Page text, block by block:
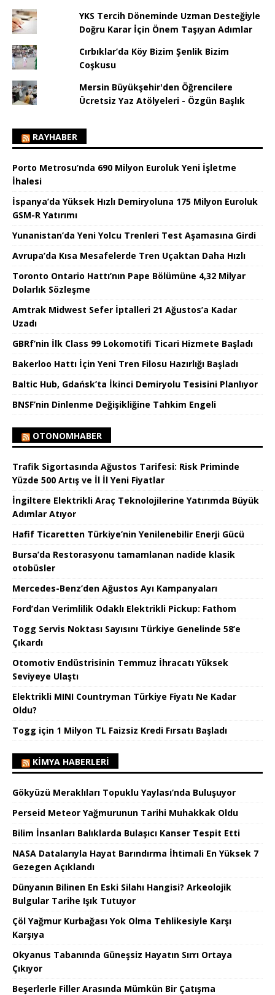
YKS Tercih Döneminde Uzman Desteğiyle
Doğru Karar İçin Önem Taşıyan Adımlar
Cırbıklar’da Köy Bizim Şenlik Bizim
Coşkusu
Mersin Büyükşehir'den Öğrencilere
Ücretsiz Yaz Atölyeleri - Özgün Başlık
RAYHABER
Porto Metrosu’nda 690 Milyon Euroluk Yeni İşletme
İhalesi
İspanya’da Yüksek Hızlı Demiryoluna 175 Milyon Euroluk
GSM-R Yatırımı
Yunanistan’da Yeni Yolcu Trenleri Test Aşamasına Girdi
Avrupa’da Kısa Mesafelerde Tren Uçaktan Daha Hızlı
Toronto Ontario Hattı’nın Pape Bölümüne 4,32 Milyar
Dolarlık Sözleşme
Amtrak Midwest Sefer İptalleri 21 Ağustos’a Kadar
Uzadı
GBRf’nin İlk Class 99 Lokomotifi Ticari Hizmete Başladı
Bakerloo Hattı İçin Yeni Tren Filosu Hazırlığı Başladı
Baltic Hub, Gdańsk’ta İkinci Demiryolu Tesisini Planlıyor
BNSF’nin Dinlenme Değişikliğine Tahkim Engeli
OTONOMHABER
Trafik Sigortasında Ağustos Tarifesi: Risk Priminde
Yüzde 500 Artış ve İl İl Yeni Fiyatlar
İngiltere Elektrikli Araç Teknolojilerine Yatırımda Büyük
Adımlar Atıyor
Hafif Ticaretten Türkiye’nin Yenilenebilir Enerji Gücü
Bursa’da Restorasyonu tamamlanan nadide klasik
otobüsler
Mercedes-Benz’den Ağustos Ayı Kampanyaları
Ford’dan Verimlilik Odaklı Elektrikli Pickup: Fathom
Togg Servis Noktası Sayısını Türkiye Genelinde 58’e
Çıkardı
Otomotiv Endüstrisinin Temmuz İhracatı Yüksek
Seviyeye Ulaştı
Elektrikli MINI Countryman Türkiye Fiyatı Ne Kadar
Oldu?
Togg için 1 Milyon TL Faizsiz Kredi Fırsatı Başladı
KIMYA HABERLERI
Gökyüzü Meraklıları Topuklu Yaylası’nda Buluşuyor
Perseid Meteor Yağmurunun Tarihi Muhakkak Oldu
Bilim İnsanları Balıklarda Bulaşıcı Kanser Tespit Etti
NASA Datalarıyla Hayat Barındırma İhtimali En Yüksek 7
Gezegen Açıklandı
Dünyanın Bilinen En Eski Silahı Hangisi? Arkeolojik
Bulgular Tarihe Işık Tutuyor
Çöl Yağmur Kurbağası Yok Olma Tehlikesiyle Karşı
Karşıya
Okyanus Tabanında Güneşsiz Hayatın Sırrı Ortaya
Çıkıyor
Beşerlerle Filler Arasında Mümkün Bir Çatışma